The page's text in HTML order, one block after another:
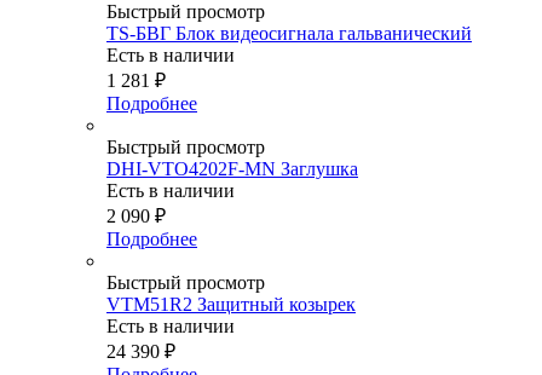
Быстрый просмотр
TS-БВГ Блок видеосигнала гальванический
Есть в наличии
1 281 ₽
Подробнее
Быстрый просмотр
DHI-VTO4202F-MN Заглушка
Есть в наличии
2 090 ₽
Подробнее
Быстрый просмотр
VTM51R2 Защитный козырек
Есть в наличии
24 390 ₽